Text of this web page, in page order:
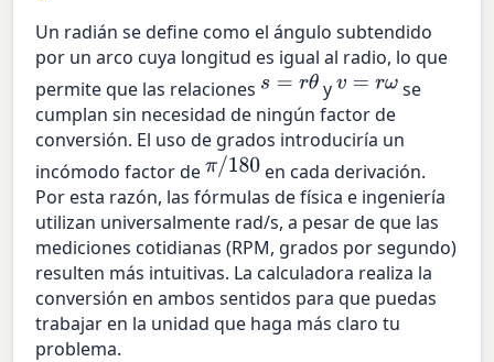
Un radián se define como el ángulo subtendido
por un arco cuya longitud es igual al radio, lo que
permite que las relaciones s=rθ yv=rω
se
cumplan sin necesidad de ningún factor de
conversión. El uso de grados introduciría un
incómodo factor deπ/180 en cada derivación.
Por esta razón, las fórmulas de física e ingeniería
utilizan universalmente rad/s, a pesar de que las
mediciones cotidianas (RPM, grados por segundo)
resulten más intuitivas. La calculadora realiza la
conversión en ambos sentidos para que puedas
trabajar en la unidad que haga más claro tu
problema.